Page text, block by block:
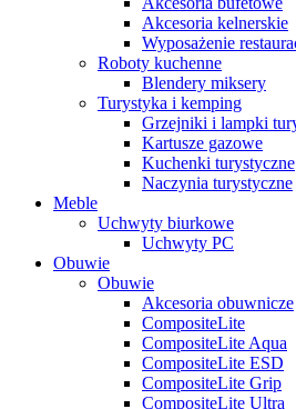
Akcesoria kelnerskie
Wyposażenie
Roboty kuchenne
Blendery miksery
Turystyka i kemping
Grzejniki i lampki
Kartusze gazowe
Kuchenki turystyczne
Naczynia turystyczne
Meble
Uchwyty biurkowe
Uchwyty PC
Obuwie
Obuwie
Akcesoria obuwnicze
CompositeLite
CompositeLite Aqua
CompositeLite ESD
CompositeLite Grip
CompositeLite Ultra